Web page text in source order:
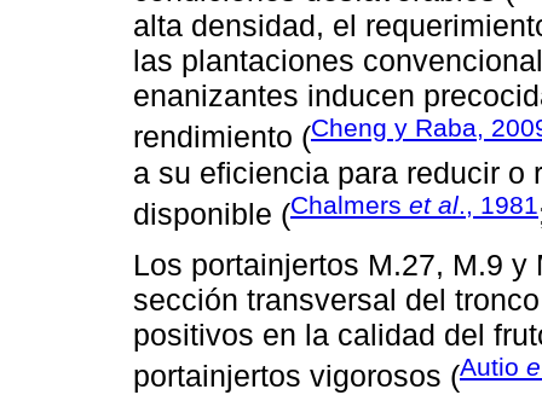
alta densidad, el
las plantaciones
enanizantes inducen
rendimiento (Cheng y Raba,
a su eficiencia para reducir o
disponible (Chalmers et al., 1981
Los portainjertos M.27, M.9
sección transversal del
positivos en la calidad del
portainjertos vigorosos (Autio